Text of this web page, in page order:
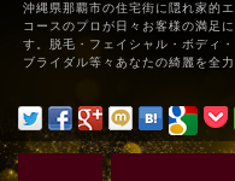
沖縄県那覇市の住宅街に隠れ家的
コースのプロが日々お客様の満足
す。脱毛・フェイシャル・ボディ
ブライダル等々あなたの綺麗を全